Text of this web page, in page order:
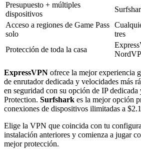
Presupuesto + múltiples
dispositivos
Acceso a regiones de Game Pass
solo
tres
Protección de toda la casa
ExpressVPN ofrece la mejor experiencia
de enrutador dedicada y velocidades más
en seguridad con su opción de IP
Protection. Surfshark es la mejor opción
conexiones de dispositivos ilimitadas a
Elige la VPN que coincida con tu
instalación anteriores y comienza a jugar
mejor protección.